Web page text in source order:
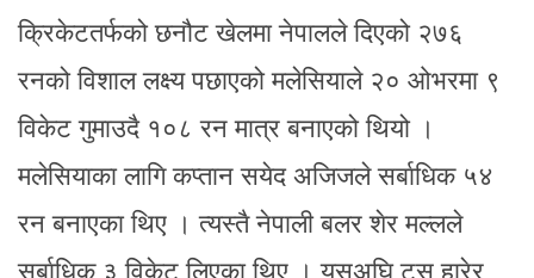
क्रिकेटतर्फको छनौट खेलमा नेपालले दिएको २७६
रनको विशाल लक्ष्य पछाएको मलेसियाले २० ओभरमा ९
विकेट गुमाउदै १०८ रन मात्र बनाएको थियो ।
मलेसियाका लागि कप्तान सयेद अजिजले सर्बाधिक ५४
रन बनाएका थिए । त्यस्तै नेपाली बलर शेर मल्लले
सर्बाधिक ३ विकेट लिएका थिए । यसअघि टस हारेर